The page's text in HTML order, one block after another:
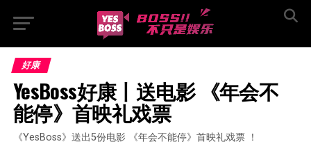
好康
YesBoss好康丨送电影 《年会不
能停》首映礼戏票
《YesBoss》送出5份电影 《年会不能停》首映礼戏票 ！